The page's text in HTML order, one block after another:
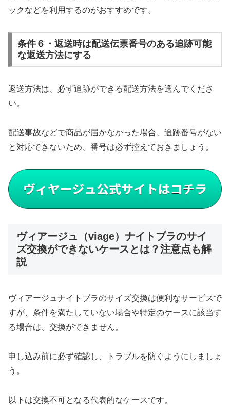
ックなどを利用するのがおすすめです。
条件６・返送時は配送伝票番号のある追跡可能
な返送方法にする
返送方法は、必ず追跡ができる配送方法を選んでくださ
い。
配送事故などで商品が届かなかった場合、追跡番号がない
と対応できないため、番号は必ず控えておきましょう。
ヴィアージュ（viage）ナイトブラのサイ
ズ交換ができないケースとは？注意点も解
説
ヴィアージュナイトブラのサイズ交換は便利なサービスで
すが、条件を満たしていない場合や特定のケースに該当す
る場合は、交換ができません。
申し込み前に必ず確認し、トラブルを防ぐようにしましょ
う。
以下は交換不可となる代表的なケースです。